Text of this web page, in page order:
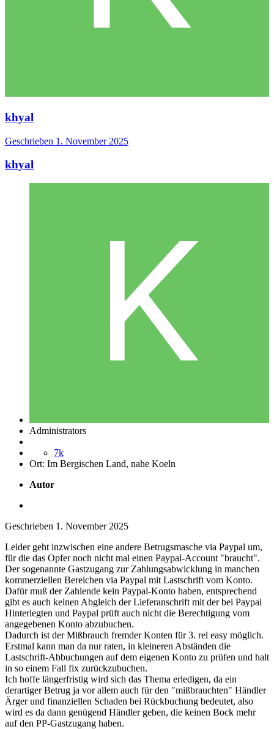
khyal
Geschrieben 1. November 2025
khyal
Administrators
7k
Ort: Im Bergischen Land, nahe Koeln
Autor
Geschrieben 1. November 2025
Leider geht inzwischen eine andere Betrugsmasche via Paypal um,
für die das Opfer noch nicht mal einen Paypal-Account "braucht".
Der sogenannte Gastzugang zur Zahlungsabwicklung in manchen
kommerziellen Bereichen via Paypal mit Lastschrift vom Konto.
Dafür muß der Zahlende kein Paypal-Konto haben, entsprechend
gibt es auch keinen Abgleich der Lieferanschrift mit der bei Paypal
Hinterlegten und Paypal prüft auch nicht die Berechtigung vom
angegebenen Konto abzubuchen.
Dadurch ist der Mißbrauch fremder Konten für 3. rel easy möglich.
Erstmal kann man da nur raten, in kleineren Abständen die
Lastschrift-Abbuchungen auf dem eigenen Konto zu prüfen und halt
in so einem Fall fix zurückzubuchen.
Ich hoffe längerfristig wird sich das Thema erledigen, da ein
derartiger Betrug ja vor allem auch für den "mißbrauchten" Händler
Ärger und finanziellen Schaden bei Rückbuchung bedeutet, also
wird es da dann genügend Händler geben, die keinen Bock mehr
auf den PP-Gastzugang haben.